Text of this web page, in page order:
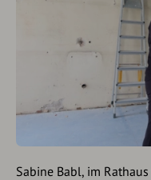
Sabine Babl, im